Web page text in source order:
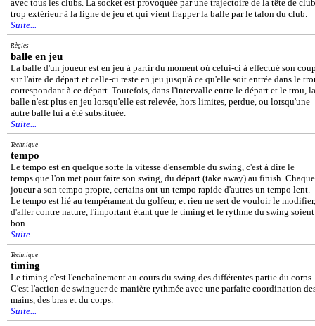
avec tous les clubs. La socket est provoquée par une trajectoire de la tête de club
trop extérieur à la ligne de jeu et qui vient frapper la balle par le talon du club.
Suite...
Règles
balle en jeu
La balle d'un joueur est en jeu à partir du moment où celui-ci à effectué son
sur l'aire de départ et celle-ci reste en jeu jusqu'à ce qu'elle soit entrée dans le
correspondant à ce départ. Toutefois, dans l'intervalle entre le départ et le trou, la
balle n'est plus en jeu lorsqu'elle est relevée, hors limites, perdue, ou lorsqu'une
autre balle lui a été substituée.
Suite...
Technique
tempo
Le tempo est en quelque sorte la vitesse d'ensemble du swing, c'est à dire le
temps que l'on met pour faire son swing, du départ (take away) au finish. Chaque
joueur a son tempo propre, certains ont un tempo rapide d'autres un tempo lent.
Le tempo est lié au tempérament du golfeur, et rien ne sert de vouloir le modifier,
d'aller contre nature, l'important étant que le timing et le rythme du swing soient
bon.
Suite...
Technique
timing
Le timing c'est l'enchaînement au cours du swing des différentes partie du corps.
C'est l'action de swinguer de manière rythmée avec une parfaite coordination
mains, des bras et du corps.
Suite...